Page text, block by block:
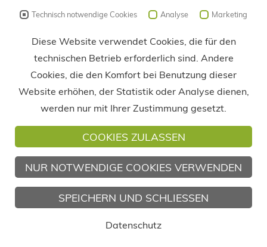
Technisch notwendige Cookies Analyse Marketing
Diese Website verwendet Cookies, die für den
technischen Betrieb erforderlich sind. Andere
Cookies, die den Komfort bei Benutzung dieser
Website erhöhen, der Statistik oder Analyse dienen,
werden nur mit Ihrer Zustimmung gesetzt.
COOKIES ZULASSEN
NUR NOTWENDIGE COOKIES VERWENDEN
SPEICHERN UND SCHLIESSEN
Datenschutz